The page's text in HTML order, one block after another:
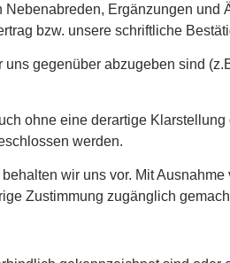
Ergänzungen und
bzw. unsere schriftliche
gegenüber abzugeben sind
ohne eine derartige
werden.
wir uns vor. Mit Ausnahme
Zustimmung zugänglich